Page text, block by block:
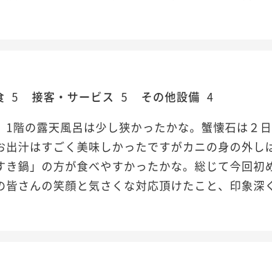
5 接客・サービス 5 その他設備 4
階の露天風呂は少し狭かったかな。蟹懐石は２
汁はすごく美味しかったですがカニの身の外し
鍋」の方が食べやすかったかな。総じて今回初
さんの笑顔と気さくな対応頂けたこと、印象深